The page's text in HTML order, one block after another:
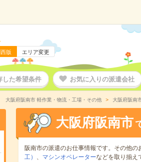
版 エリア変更
した希望条件 お気に入りの派遣会社
大阪府阪南市 軽作業・物流・工場・その他 大阪府阪南
大阪府阪南市
阪南市の派遣のお仕事情報です。その他の
工） 、 マシンオペレーターなどを取り揃え